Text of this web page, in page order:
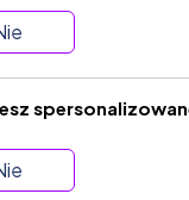
folderu SPAM)